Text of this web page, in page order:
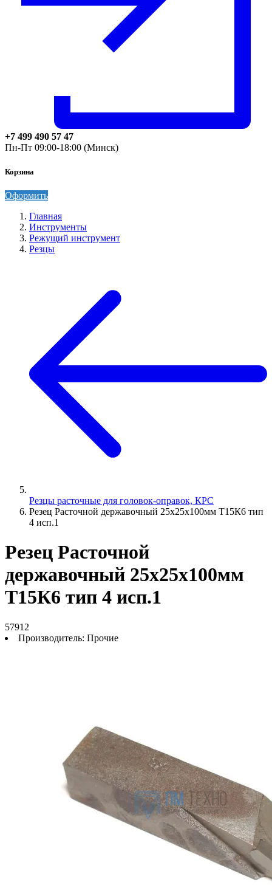
+7 499 490 57 47
Пн-Пт 09:00-18:00 (Минск)
Корзина
Оформить
Главная
Инструменты
Режущий инструмент
Резцы
Резцы расточные для головок-оправок, КРС
Резец Расточной державочный 25х25х100мм Т15К6 тип
4 исп.1
Резец Расточной
державочный 25х25х100мм
Т15К6 тип 4 исп.1
57912
Производитель: Прочие